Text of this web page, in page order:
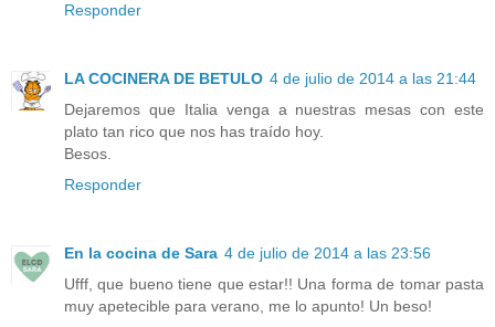
Responder
LA COCINERA DE BETULO 4 de julio de 2014 a las 21:44
Dejaremos que Italia venga a nuestras mesas con este
plato tan rico que nos has traído hoy.
Besos.
Responder
En la cocina de Sara 4 de julio de 2014 a las 23:56
Ufff, que bueno tiene que estar!! Una forma de tomar pasta
muy apetecible para verano, me lo apunto! Un beso!